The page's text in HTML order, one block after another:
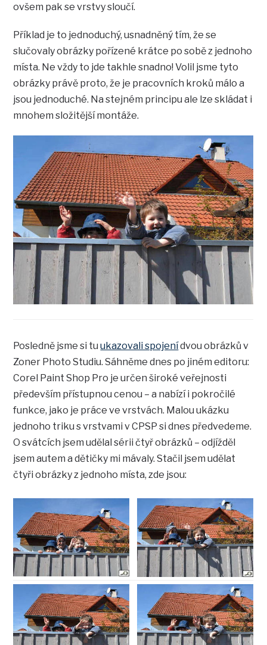
ovšem pak se vrstvy sloučí.
Příklad je to jednoduchý, usnadněný tím, že se
slučovaly obrázky pořízené krátce po sobě z jednoho
místa. Ne vždy to jde takhle snadno! Volil jsme tyto
obrázky právě proto, že je pracovních kroků málo a
jsou jednoduché. Na stejném principu ale lze skládat i
mnohem složitější montáže.
Posledně jsme si tuukazovali spojenídvou obrázků v
Zoner Photo Studiu. Sáhněme dnes po jiném editoru:
Corel Paint Shop Pro je určen široké veřejnosti
především přístupnou cenou – a nabízí i pokročilé
funkce, jako je práce ve vrstvách. Malou ukázku
jednoho triku s vrstvami v CPSP si dnes předvedeme.
O svátcích jsem udělal sérii čtyř obrázků – odjížděl
jsem autem a dětičky mi mávaly. Stačil jsem udělat
čtyři obrázky z jednoho místa, zde jsou: